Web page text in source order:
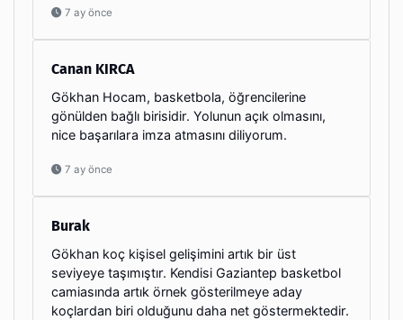
7 ay önce
Canan KIRCA
Gökhan Hocam, basketbola, öğrencilerine
gönülden bağlı birisidir. Yolunun açık olmasını,
nice başarılara imza atmasını diliyorum.
7 ay önce
Burak
Gökhan koç kişisel gelişimini artık bir üst
seviyeye taşımıştır. Kendisi Gaziantep basketbol
camiasında artık örnek gösterilmeye aday
koçlardan biri olduğunu daha net göstermektedir.